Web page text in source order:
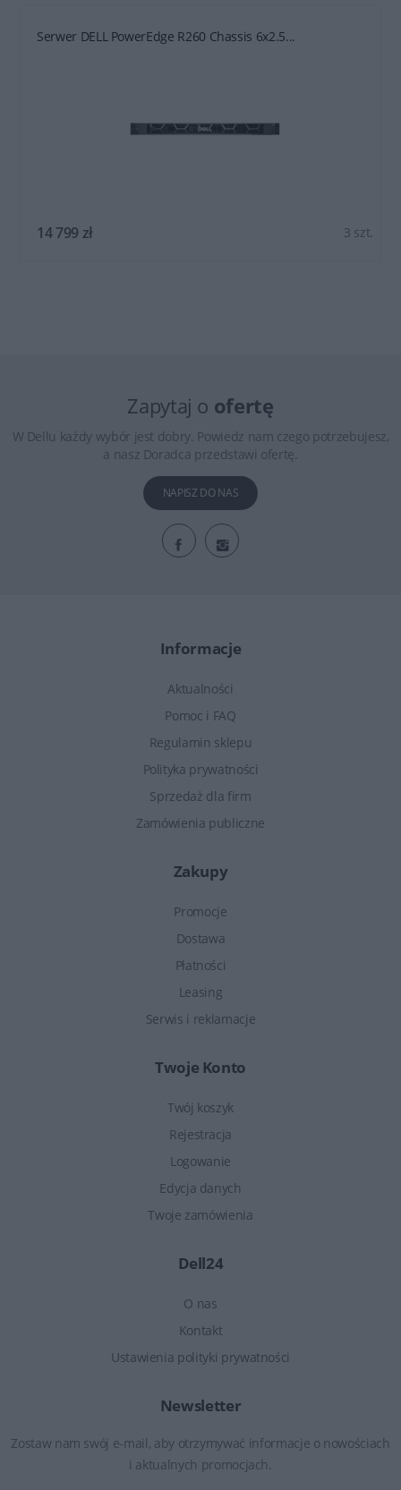
Serwer DELL PowerEdge R260 Chassis 6x2.5...
14 799 zł 3 szt.
Zapytaj o ofertę
W Dellu każdy wybór jest dobry. Powiedz nam czego potrzebujesz,
a nasz Doradca przedstawi ofertę.
NAPISZ DO NAS
Informacje
Aktualności
Pomoc i FAQ
Regulamin sklepu
Polityka prywatności
Sprzedaż dla firm
Zamówienia publiczne
Zakupy
Promocje
Dostawa
Płatności
Leasing
Serwis i reklamacje
Twoje Konto
Twój koszyk
Rejestracja
Logowanie
Edycja danych
Twoje zamówienia
Dell24
O nas
Kontakt
Ustawienia polityki prywatności
Newsletter
Zostaw nam swój e-mail, aby otrzymywać informacje o nowościach
i aktualnych promocjach.